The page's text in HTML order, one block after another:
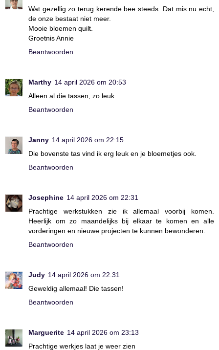
Wat gezellig zo terug kerende bee steeds. Dat mis nu echt,
de onze bestaat niet meer.
Mooie bloemen quilt.
Groetnis Annie
Beantwoorden
Marthy 14 april 2026 om 20:53
Alleen al die tassen, zo leuk.
Beantwoorden
Janny 14 april 2026 om 22:15
Die bovenste tas vind ik erg leuk en je bloemetjes ook.
Beantwoorden
Josephine 14 april 2026 om 22:31
Prachtige werkstukken zie ik allemaal voorbij komen.
Heerlijk om zo maandelijks bij elkaar te komen en alle
vorderingen en nieuwe projecten te kunnen bewonderen.
Beantwoorden
Judy 14 april 2026 om 22:31
Geweldig allemaal! Die tassen!
Beantwoorden
Marguerite 14 april 2026 om 23:13
Prachtige werkjes laat je weer zien